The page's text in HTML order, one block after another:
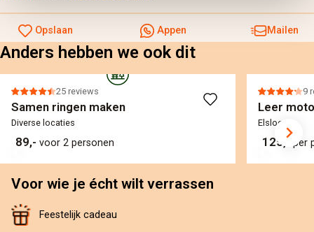
Opslaan Appen Mailen
Anders hebben we ook dit
25 reviews
Samen ringen maken
Diverse locaties
89,- voor 2 personen
9
Leer
Elsloo
125,- per
Voor wie je écht wilt verrassen
Feestelijk cadeau